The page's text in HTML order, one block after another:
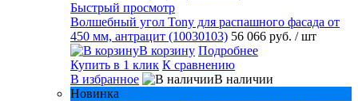
Быстрый просмотр
Волшебный угол Tony для распашного фасада от
450 мм, антрацит (10030103) 56 066 руб. / шт
В корзину Подробнее
Купить в 1 клик К сравнению
В избранное
В наличии
Новинка